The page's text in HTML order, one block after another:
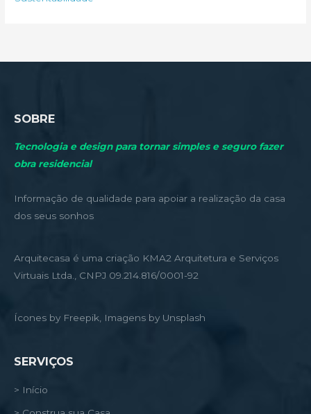
SOBRE
Tecnologia e design para tornar simples e seguro fazer
obra residencial
Informação de qualidade para apoiar a realização da casa
dos seus sonhos
Arquitecasa é uma criação KMA2 Arquitetura e Serviços
Virtuais Ltda., CNPJ 09.214.816/0001-92
Ícones by Freepik, Imagens by Unsplash
SERVIÇOS
> Início